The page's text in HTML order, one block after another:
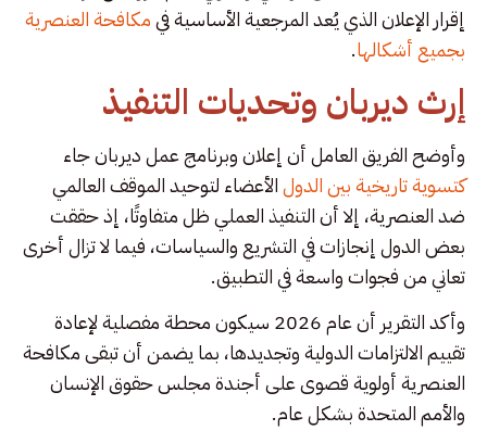
إقرار الإعلان الذي يُعد المرجعية الأساسية فيمكافحة العنصرية
بجميع أشكالها.
إرث ديربان وتحديات التنفيذ
وأوضح الفريق العامل أن إعلان وبرنامج عمل ديربان جاء
كتسوية تاريخية بين الدولالأعضاء لتوحيد الموقف العالمي
ضد العنصرية، إلا أن التنفيذ العملي ظل متفاوتًا، إذ حققت
بعض الدول إنجازات في التشريع والسياسات، فيما لا تزال أخرى
تعاني من فجوات واسعة في التطبيق.
وأكد التقرير أن عام 2026 سيكون محطة مفصلية لإعادة
تقييم الالتزامات الدولية وتجديدها، بما يضمن أن تبقى مكافحة
العنصرية أولوية قصوى على أجندة مجلس حقوق الإنسان
والأمم المتحدة بشكل عام.